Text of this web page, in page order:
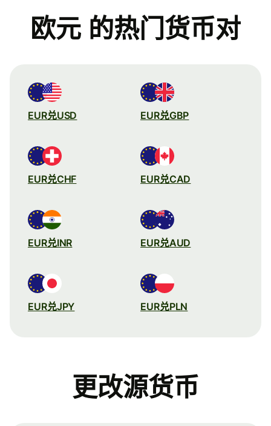
欧元 的热门货币对
EUR兑USD EUR兑GBP
EUR兑CHF EUR兑CAD
EUR兑INR EUR兑AUD
EUR兑JPY EUR兑PLN
更改源货币